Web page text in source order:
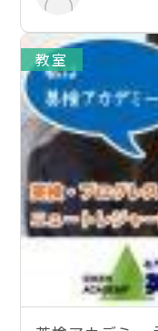
教室